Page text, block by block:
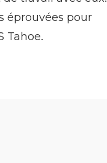
éprouvées pour
Tahoe.